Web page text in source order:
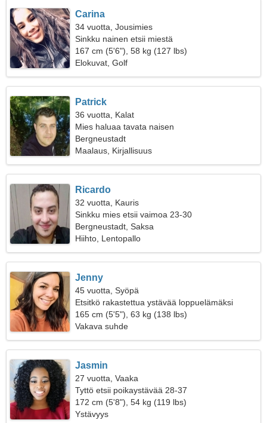
Carina
34 vuotta, Jousimies
Sinkku nainen etsii miestä
167 cm (5'6"), 58 kg (127 lbs)
Elokuvat, Golf
Patrick
36 vuotta, Kalat
Mies haluaa tavata naisen
Bergneustadt
Maalaus, Kirjallisuus
Ricardo
32 vuotta, Kauris
Sinkku mies etsii vaimoa 23-30
Bergneustadt, Saksa
Hiihto, Lentopallo
Jenny
45 vuotta, Syöpä
Etsitkö rakastettua ystävää loppuelämäksi
165 cm (5'5"), 63 kg (138 lbs)
Vakava suhde
Jasmin
27 vuotta, Vaaka
Tyttö etsii poikaystävää 28-37
172 cm (5'8"), 54 kg (119 lbs)
Ystävyys